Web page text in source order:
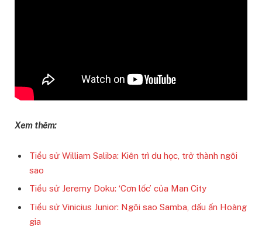
Xem thêm:
Tiểu sử William Saliba: Kiên trì du học, trở thành ngôi
sao
Tiểu sử Jeremy Doku: ‘Cơn lốc’ của Man City
Tiểu sử Vinicius Junior: Ngôi sao Samba, dấu ấn Hoàng
gia